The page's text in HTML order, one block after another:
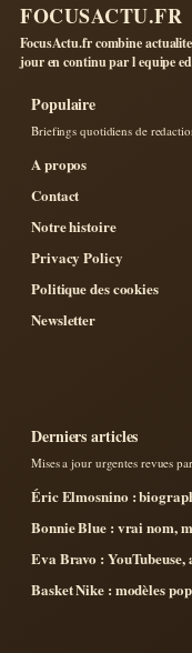
FOCUSACTU.FR
FocusActu.fr combine
jour en continu par l equipe
Populaire
Briefings quotidiens de
A propos
Contact
Notre histoire
Privacy Policy
Politique des cookies
Newsletter
Derniers articles
Mises a jour urgentes revues
Éric Elmosnino :
Bonnie Blue : vrai nom,
Eva Bravo :
Basket Nike : modèles